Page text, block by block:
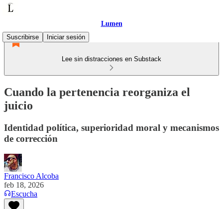
Lumen
Suscribirse
Iniciar sesión
Lee sin distracciones en Substack
Cuando la pertenencia reorganiza el
juicio
Identidad política, superioridad moral y mecanismos
de corrección
Francisco Alcoba
feb 18, 2026
Escucha